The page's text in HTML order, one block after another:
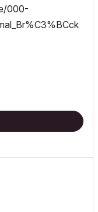
000-